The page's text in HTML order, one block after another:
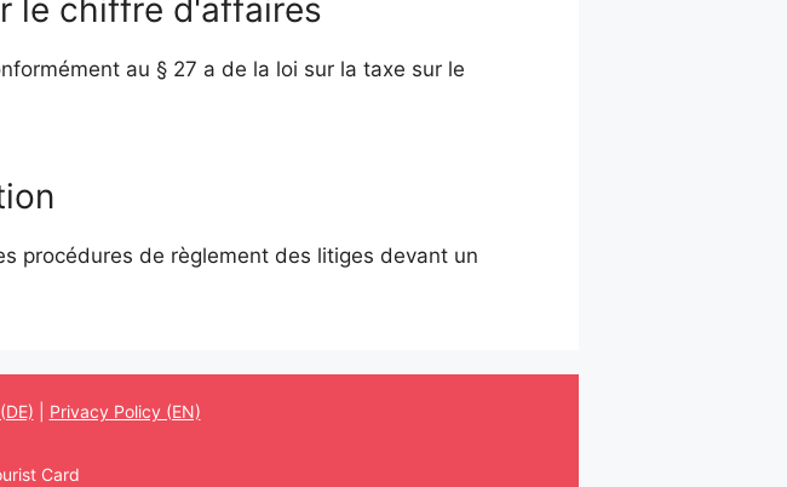
le chiffre d'affaires
au § 27 a de la loi sur la taxe sur le
procédures de règlement des litiges devant un
Privacy Policy (EN)
Card